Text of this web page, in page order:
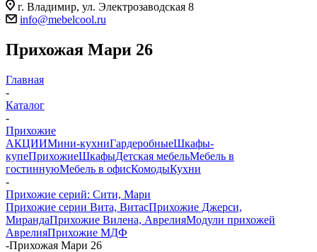
г. Владимир, ул. Электрозаводская 8
info@mebelcool.ru
Прихожая Мари 26
Главная
-
Каталог
-
Прихожие
АКЦИИМини-кухниГардеробныеШкафы-
купеПрихожиеШкафыДетская мебельМебель в
гостиннуюМебель в офисКомодыКухни
-
Прихожие серий: Сити, Мари
Прихожие серии Вита, ВитасПрихожие Джерси,
МирандаПрихожие Вилена, АврелияМодули прихожей
АврелияПрихожие МДФ
-Прихожая Мари 26